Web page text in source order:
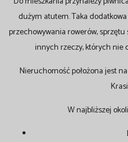
dużym atutem. Taka
przechowywania rowerów,
innych rzeczy, których nie
Nieruchomość położona jest
W najbliższej